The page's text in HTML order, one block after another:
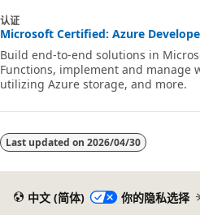
认证
Microsoft Certified: Azure
Build end-to-end solutions in
Functions, implement and manage
utilizing Azure storage, and more.
Last updated on 2026/04/30
中文 (简体) 你的隐私选择